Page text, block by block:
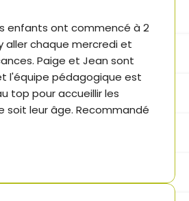
enfants ont commencé à 2
aller chaque mercredi et
Paige et Jean sont
l'équipe pédagogique est
top pour accueillir les
soit leur âge. Recommandé